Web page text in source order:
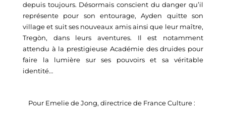
depuis toujours. Désormais conscient du danger qu’il
représente pour son entourage, Ayden quitte son
Tregòn, dans leurs aventures. Il est notamment
attendu à la prestigieuse Académie des druides pour
faire la lumière sur ses pouvoirs et sa véritable
identité…
Pour Emelie de Jong, directrice de France Culture :